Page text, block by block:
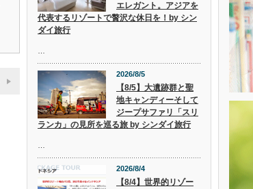
エレガント。アジアを
代表するリゾートで贅沢な休日を！by シン
ダイ旅行
2026/8/5
【8/5】大遺跡群と聖
地キャンディーそして
ジープサファリ「スリ
ランカ」の見所を巡る旅 by シンダイ旅行
2026/8/4
【8/4】世界的リゾー